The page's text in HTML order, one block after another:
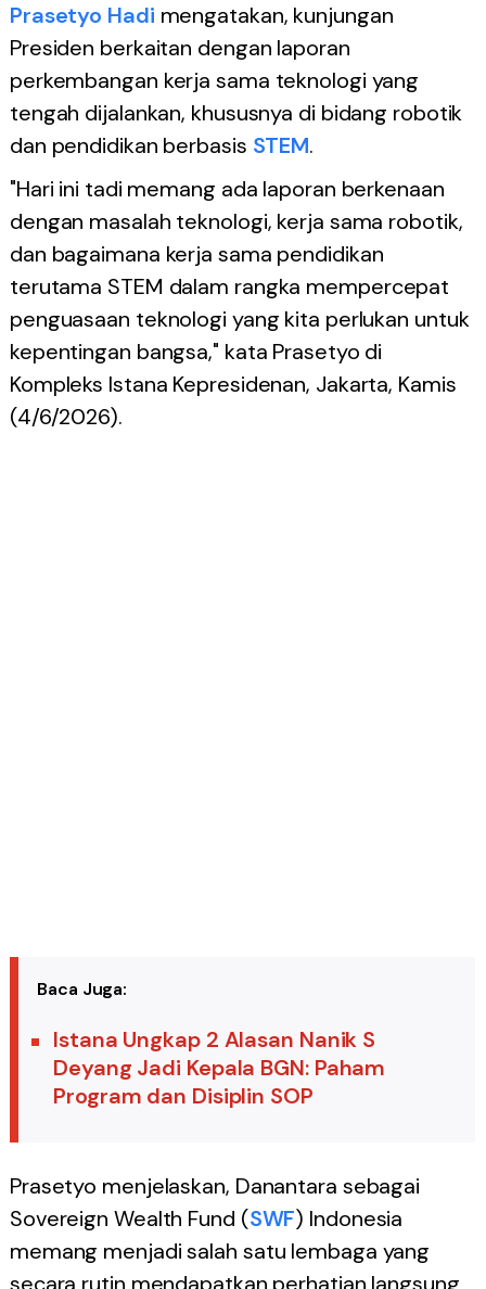
Prasetyo Hadi mengatakan, kunjungan
Presiden berkaitan dengan laporan
perkembangan kerja sama teknologi yang
tengah dijalankan, khususnya di bidang robotik
dan pendidikan berbasis STEM.
"Hari ini tadi memang ada laporan berkenaan
dengan masalah teknologi, kerja sama robotik,
dan bagaimana kerja sama pendidikan
terutama STEM dalam rangka mempercepat
penguasaan teknologi yang kita perlukan untuk
kepentingan bangsa," kata Prasetyo di
Kompleks Istana Kepresidenan, Jakarta, Kamis
(4/6/2026).
Baca Juga:
Istana Ungkap 2 Alasan Nanik S
Deyang Jadi Kepala BGN: Paham
Program dan Disiplin SOP
Prasetyo menjelaskan, Danantara sebagai
Sovereign Wealth Fund (SWF) Indonesia
memang menjadi salah satu lembaga yang